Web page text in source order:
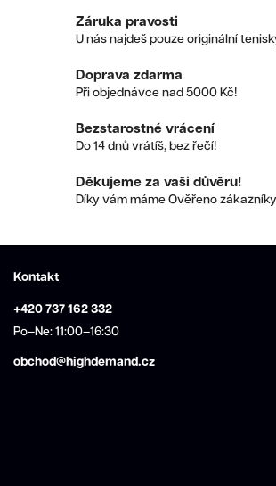
Záruka pravosti
U nás najdeš pouze originální
Doprava zdarma
Při objednávce nad 5000 Kč!
Bezstarostné vrácení
Do 14 dnů vrátíš, bez řečí!
Děkujeme za vaši důvěru!
Díky vám máme Ověřeno
Kontakt
+420 737 162 332
Po–Ne: 11:00–16:30
obchod@highdemand.cz